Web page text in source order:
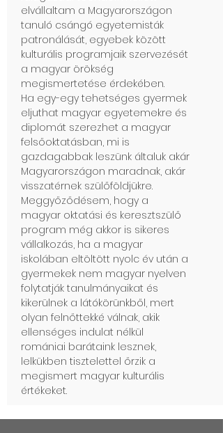
elvállaltam a Magyarországon
tanuló csángó egyetemisták
patronálását, egyebek között
kulturális programjaik szervezését
a magyar örökség
megismertetése érdekében.
Ha egy-egy tehetséges gyermek
eljuthat magyar egyetemekre és
diplomát szerezhet a magyar
felsőoktatásban, mi is
gazdagabbak leszünk általuk akár
Magyarországon maradnak, akár
visszatérnek szülőföldjükre.
Meggyőződésem, hogy a
magyar oktatási és keresztszülő
program még akkor is sikeres
vállalkozás, ha a magyar
iskolában eltöltött nyolc év után a
gyermekek nem magyar nyelven
folytatják tanulmányaikat és
kikerülnek a látókörünkből, mert
olyan felnőttekké válnak, akik
ellenséges indulat nélkül
romániai barátaink lesznek,
lelkükben tisztelettel őrzik a
megismert magyar kulturális
értékeket.